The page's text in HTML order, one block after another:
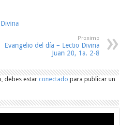
Proximo
Evangelio del día – Lectio Divina
Juan 20, 1a. 2-8
debes estarconectado para publicar un